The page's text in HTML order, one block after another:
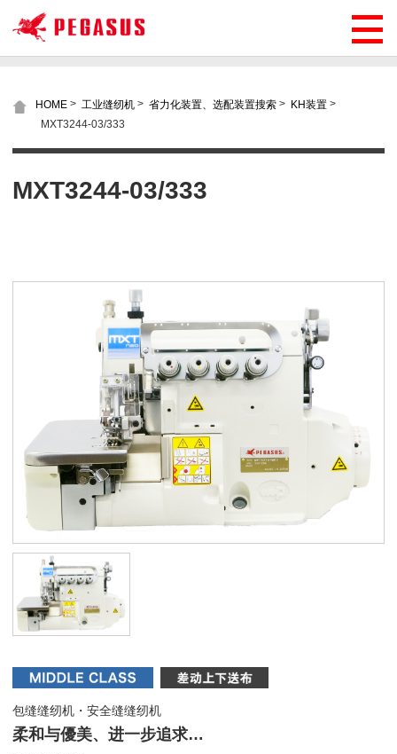
HOME > 工业缝纫机 > 省力化装置、选配装置搜索 > KH装置 >
MXT3244-03/333
MXT3244-03/333
包缝缝纫机・安全缝缝纫机
柔和与優美、进一步追求…